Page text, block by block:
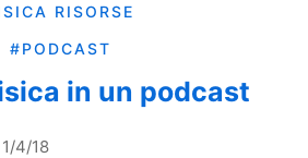
RISORSE
#PODCAST
in un podcast
1/4/18